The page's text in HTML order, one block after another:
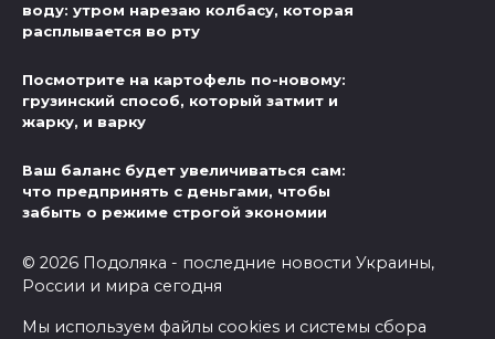
воду: утром нарезаю колбасу, которая
расплывается во рту
Посмотрите на картофель по-новому:
грузинский способ, который затмит и
жарку, и варку
Ваш баланс будет увеличиваться сам:
что предпринять с деньгами, чтобы
забыть о режиме строгой экономии
© 2026 Подоляка - последние новости Украины,
России и мира сегодня
Мы используем файлы cookies и системы сбора